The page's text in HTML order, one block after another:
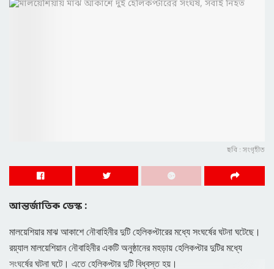
ছবি : সংগৃহীত
আন্তর্জাতিক ডেস্ক :
মালয়েশিয়ার মাঝ আকাশে নৌবাহিনীর দুটি হেলিকপ্টারের মধ্যে সংঘর্ষের ঘটনা ঘটেছে।
রয়্যাল মালয়েশিয়ান নৌবাহিনীর একটি অনুষ্ঠানের মহড়ায় হেলিকপ্টার দুটির মধ্যে
সংঘর্ষের ঘটনা ঘটে। এতে হেলিকপ্টার দুটি বিধ্বস্ত হয়।